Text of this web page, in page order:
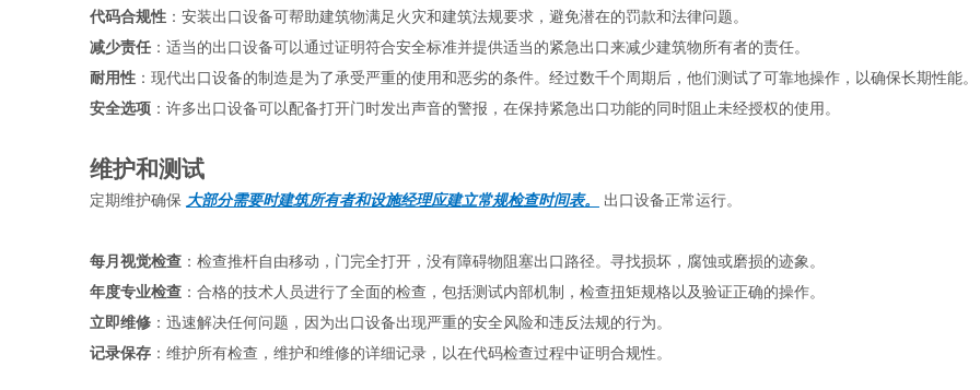
代码合规性 ：安装出口设备可帮助建筑物满足火灾和建筑法规要求，避免潜在的罚款和法律问题。
减少责任 ：适当的出口设备可以通过证明符合安全标准并提供适当的紧急出口来减少建筑物所有者的责任。
耐用性 ：现代出口设备的制造是为了承受严重的使用和恶劣的条件。经过数千个周期后，他们测试了可靠地操作，以确保长期性能。
安全选项 ：许多出口设备可以配备打开门时发出声音的警报，在保持紧急出口功能的同时阻止未经授权的使用。
维护和测试
定期维护确保 大部分需要时建筑所有者和设施经理应建立常规检查时间表。 出口设备正常运行。
每月视觉检查 ：检查推杆自由移动，门完全打开，没有障碍物阻塞出口路径。寻找损坏，腐蚀或磨损的迹象。
年度专业检查 ：合格的技术人员进行了全面的检查，包括测试内部机制，检查扭矩规格以及验证正确的操作。
立即维修 ：迅速解决任何问题，因为出口设备出现严重的安全风险和违反法规的行为。
记录保存 ：维护所有检查，维护和维修的详细记录，以在代码检查过程中证明合规性。